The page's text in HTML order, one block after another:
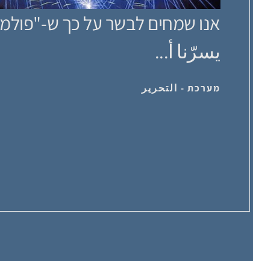
אנו שמחים לבשר על כך ש-
يسرّنا أ...
מערכת - التحرير